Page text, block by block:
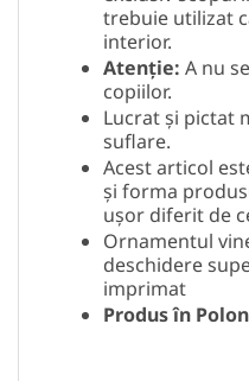
trebuie utilizat
interior.
Atenție: A nu
copiilor.
Lucrat și pictat
suflare.
Acest articol
și forma
ușor diferit de
Ornamentul
deschidere
imprimat
Produs în